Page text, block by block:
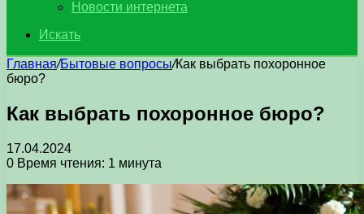
Новости интернета
Искать
Главная/Бытовые вопросы/Как выбрать похоронное
бюро?
Как выбрать похоронное бюро?
17.04.2024
0 Время чтения: 1 минута